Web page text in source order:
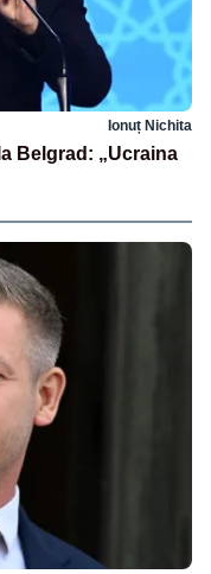
Ionuț Nichita
Belgrad: „Ucraina